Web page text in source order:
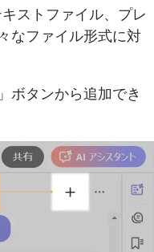
ストファイル、プレ
なファイル形式に対
ボタンから追加でき